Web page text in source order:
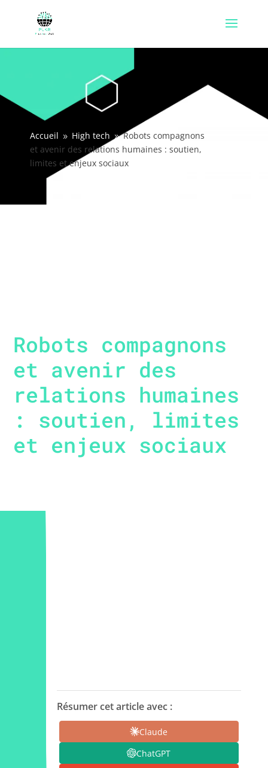
Accueil 9 High tech 9 Robots compagnons
et avenir des relations humaines : soutien,
limites et enjeux sociaux
Robots compagnons
et avenir des
relations humaines
: soutien, limites
et enjeux sociaux
Résumer cet article avec :
Claude
ChatGPT